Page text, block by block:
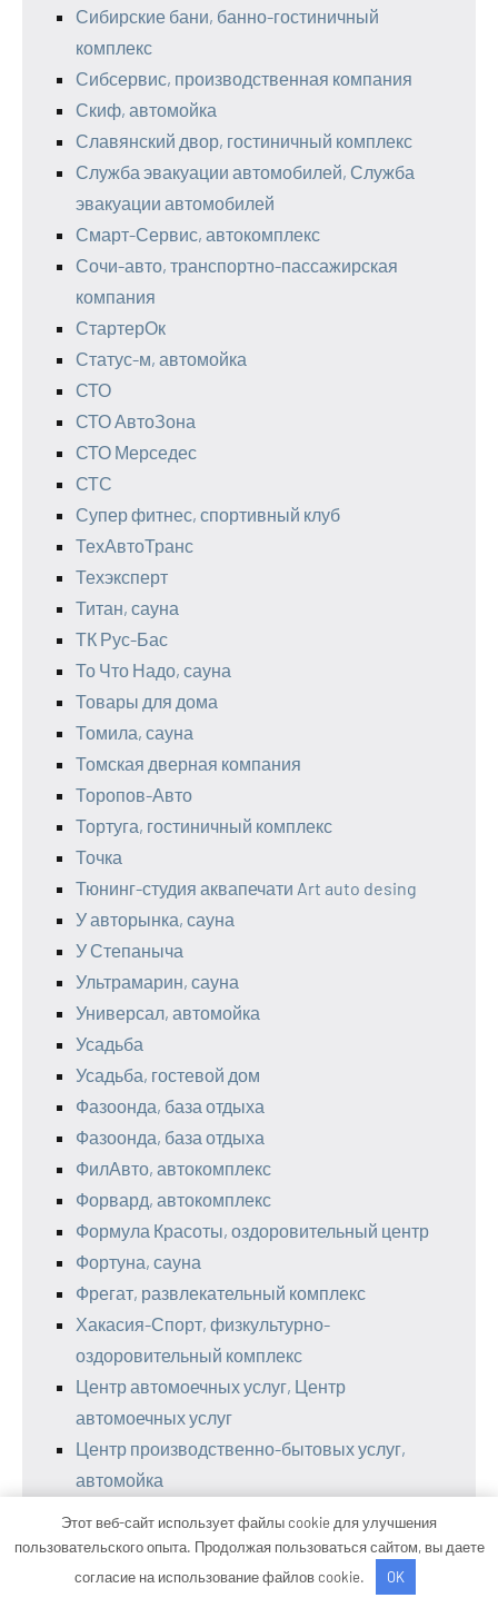
Сибирские бани, банно-гостиничный
комплекс
Сибсервис, производственная компания
Скиф, автомойка
Славянский двор, гостиничный комплекс
Служба эвакуации автомобилей, Служба
эвакуации автомобилей
Смарт-Сервис, автокомплекс
Сочи-авто, транспортно-пассажирская
компания
СтартерОк
Статус-м, автомойка
СТО
СТО АвтоЗона
СТО Мерседес
СТС
Супер фитнес, спортивный клуб
ТехАвтоТранс
Техэксперт
Титан, сауна
ТК Рус-Бас
То Что Надо, сауна
Товары для дома
Томила, сауна
Томская дверная компания
Торопов-Авто
Тортуга, гостиничный комплекс
Точка
Тюнинг-студия аквапечати Art auto desing
У авторынка, сауна
У Степаныча
Ультрамарин, сауна
Универсал, автомойка
Усадьба
Усадьба, гостевой дом
Фазоонда, база отдыха
Фазоонда, база отдыха
ФилАвто, автокомплекс
Форвард, автокомплекс
Формула Красоты, оздоровительный центр
Фортуна, сауна
Фрегат, развлекательный комплекс
Хакасия-Спорт, физкультурно-
оздоровительный комплекс
Центр автомоечных услуг, Центр
автомоечных услуг
Центр производственно-бытовых услуг,
автомойка
Чан-Чен, сауна
Четра, оздоровительный комплекс
Этот веб-сайт использует файлы cookie для улучшения
пользовательского опыта. Продолжая пользоваться сайтом, вы даете
согласие на использование файлов cookie.
OK